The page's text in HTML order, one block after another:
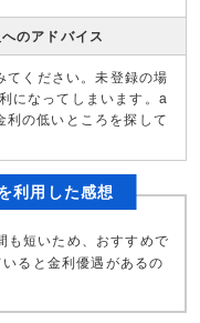
のアドバイス
ください。未登録の場
になってしまいます。a
の低いところを探して
利用した感想
も短いため、おすすめで
ると金利優遇があるの